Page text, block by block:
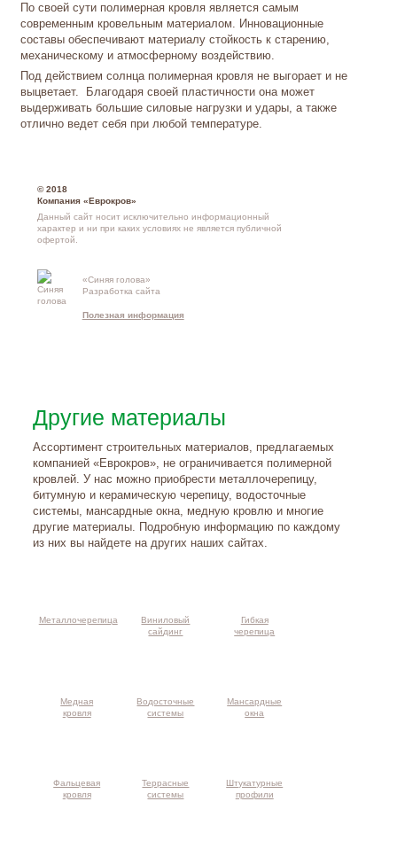
По своей сути полимерная кровля является самым
современным кровельным материалом. Инновационные
составы обеспечивают материалу стойкость к старению,
механическому и атмосферному воздействию.
Под действием солнца полимерная кровля не выгорает и не
выцветает. Благодаря своей пластичности она может
выдерживать большие силовые нагрузки и удары, а также
отлично ведет себя при любой температуре.
© 2018
Компания «Еврокров»
Данный сайт носит исключительно информационный
характер и ни при каких условиях не является публичной
офертой.
«Синяя голова»
Разработка сайта
Полезная информация
Другие материалы
Ассортимент строительных материалов, предлагаемых
компанией «Еврокров», не ограничивается полимерной
кровлей. У нас можно приобрести металлочерепицу,
битумную и керамическую черепицу, водосточные
системы, мансардные окна, медную кровлю и многие
другие материалы. Подробную информацию по каждому
из них вы найдете на других наших сайтах.
Металлочерепица
Виниловый
сайдинг
Гибкая
черепица
Медная
кровля
Водосточные
системы
Мансардные
окна
Фальцевая
кровля
Террасные
системы
Штукатурные
профили